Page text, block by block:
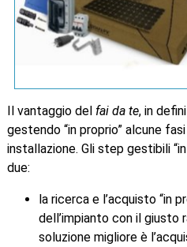
Il vantaggio del fai da te, in
gestendo “in proprio” alcune
installazione. Gli step gestibili
due:
la ricerca e l’acquisto “in
dell’impianto con il giusto
soluzione migliore è